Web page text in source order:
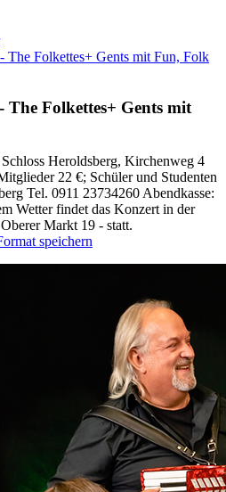
Folkettes+ Gents mit Fun, Folk
Folkettes+ Gents mit
Heroldsberg, Kirchenweg 4
22 €; Schüler und Studenten
Tel. 0911 23734260 Abendkasse:
Wetter findet das Konzert in der
Markt 19 - statt.
speichern